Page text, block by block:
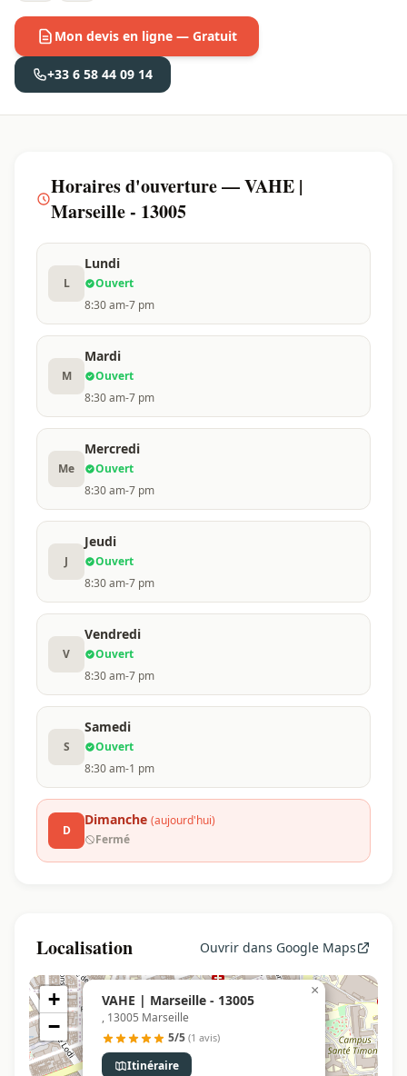
Mon devis en ligne — Gratuit
+33 6 58 44 09 14
Horaires d'ouverture — VAHE |
Marseille - 13005
L
Lundi
Ouvert
8:30 am-7 pm
M
Mardi
Ouvert
8:30 am-7 pm
Me
Mercredi
Ouvert
8:30 am-7 pm
J
Jeudi
Ouvert
8:30 am-7 pm
V
Vendredi
Ouvert
8:30 am-7 pm
S
Samedi
Ouvert
8:30 am-1 pm
D
Dimanche (aujourd'hui)
Fermé
Localisation Ouvrir dans Google Maps
VAHE | Marseille - 13005
, 13005 Marseille
5/5 (1 avis)
Itinéraire
×
+
−